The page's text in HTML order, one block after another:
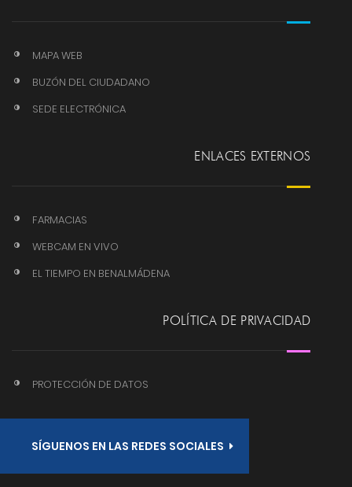
MAPA WEB
BUZÓN DEL CIUDADANO
SEDE ELECTRÓNICA
ENLACES EXTERNOS
FARMACIAS
WEBCAM EN VIVO
EL TIEMPO EN BENALMÁDENA
POLÍTICA DE PRIVACIDAD
PROTECCIÓN DE DATOS
SÍGUENOS EN LAS REDES SOCIALES